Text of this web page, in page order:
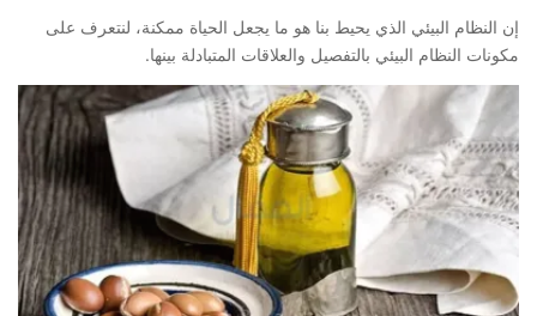
إن النظام البيئي الذي يحيط بنا هو ما يجعل الحياة ممكنة، لنتعرف على
مكونات النظام البيئي بالتفصيل والعلاقات المتبادلة بينها.